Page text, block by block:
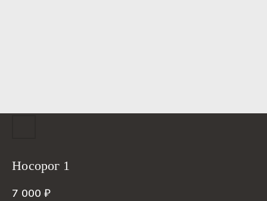
Носорог 1
7 000 ₽